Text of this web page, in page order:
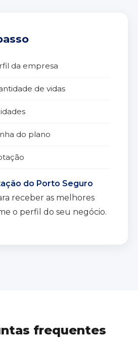
da empresa
de vidas
do plano
do Porto Seguro
receber as melhores
o perfil do seu negócio.
frequentes